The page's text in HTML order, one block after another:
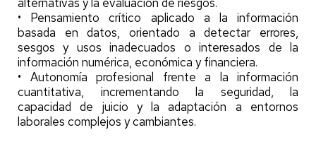
• Pensamiento crítico aplicado a la información
basada en datos, orientado a detectar errores,
sesgos y usos inadecuados o interesados de la
información numérica, económica y financiera.
• Autonomía profesional frente a la información
cuantitativa, incrementando la seguridad, la
capacidad de juicio y la adaptación a entornos
laborales complejos y cambiantes.